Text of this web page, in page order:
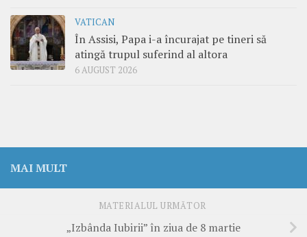
VATICAN
În Assisi, Papa i-a încurajat pe tineri să
atingă trupul suferind al altora
6 AUGUST 2026
MAI MULT
MATERIALUL URMĂTOR
„Izbânda Iubirii” în ziua de 8 martie